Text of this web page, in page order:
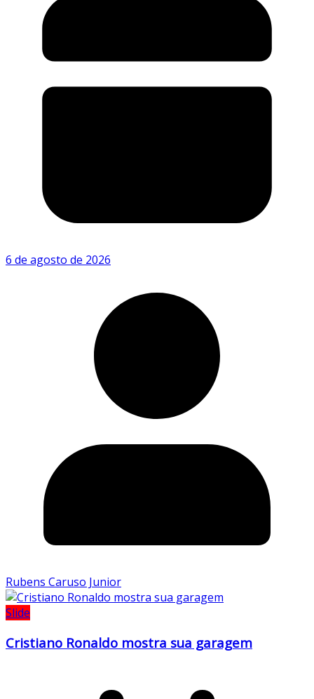
6 de agosto de 2026
Rubens Caruso Junior
Slide
Cristiano Ronaldo mostra sua garagem